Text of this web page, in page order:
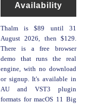
Availability
Thalm is $89 until 31
August 2026, then $129.
There is a free browser
demo that runs the real
engine, with no download
or signup. It's available in
AU and VST3 plugin
formats for macOS 11 Big